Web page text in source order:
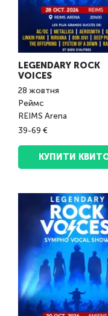
LEGENDARY ROCK
VOICES
28 жовтня
Реймс
REIMS Arena
39-69 €
КУПИТИ